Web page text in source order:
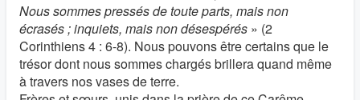
Nous sommes pressés de toute parts, mais non
écrasés ; inquiets, mais non désespérés » (2
Corinthiens 4 : 6-8). Nous pouvons être certains que le
trésor dont nous sommes chargés brillera quand même
à travers nos vases de terre.